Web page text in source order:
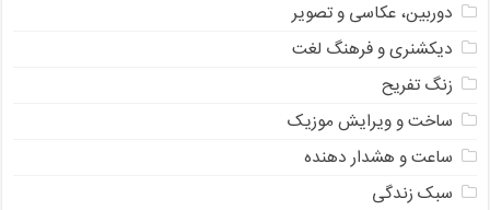
دوربین، عکاسی و تصویر
دیکشنری و فرهنگ لغت
زنگ تفریح
ساخت و ویرایش موزیک
ساعت و هشدار دهنده
سبک زندگی